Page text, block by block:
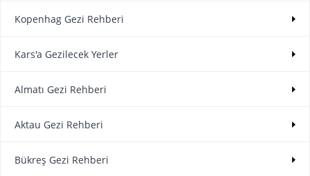
Kopenhag Gezi Rehberi
Kars'a Gezilecek Yerler
Almatı Gezi Rehberi
Aktau Gezi Rehberi
Bükreş Gezi Rehberi